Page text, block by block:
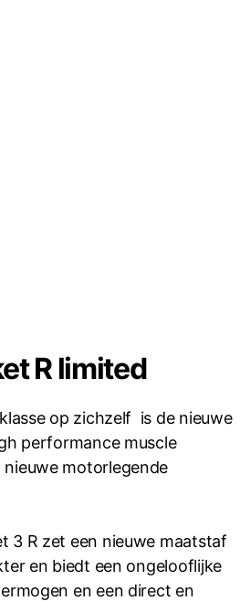
R limited
op zichzelf is de nieuwe
performance muscle
motorlegende
3 R zet een nieuwe maatstaf
en biedt een ongelooflijke
en een direct en